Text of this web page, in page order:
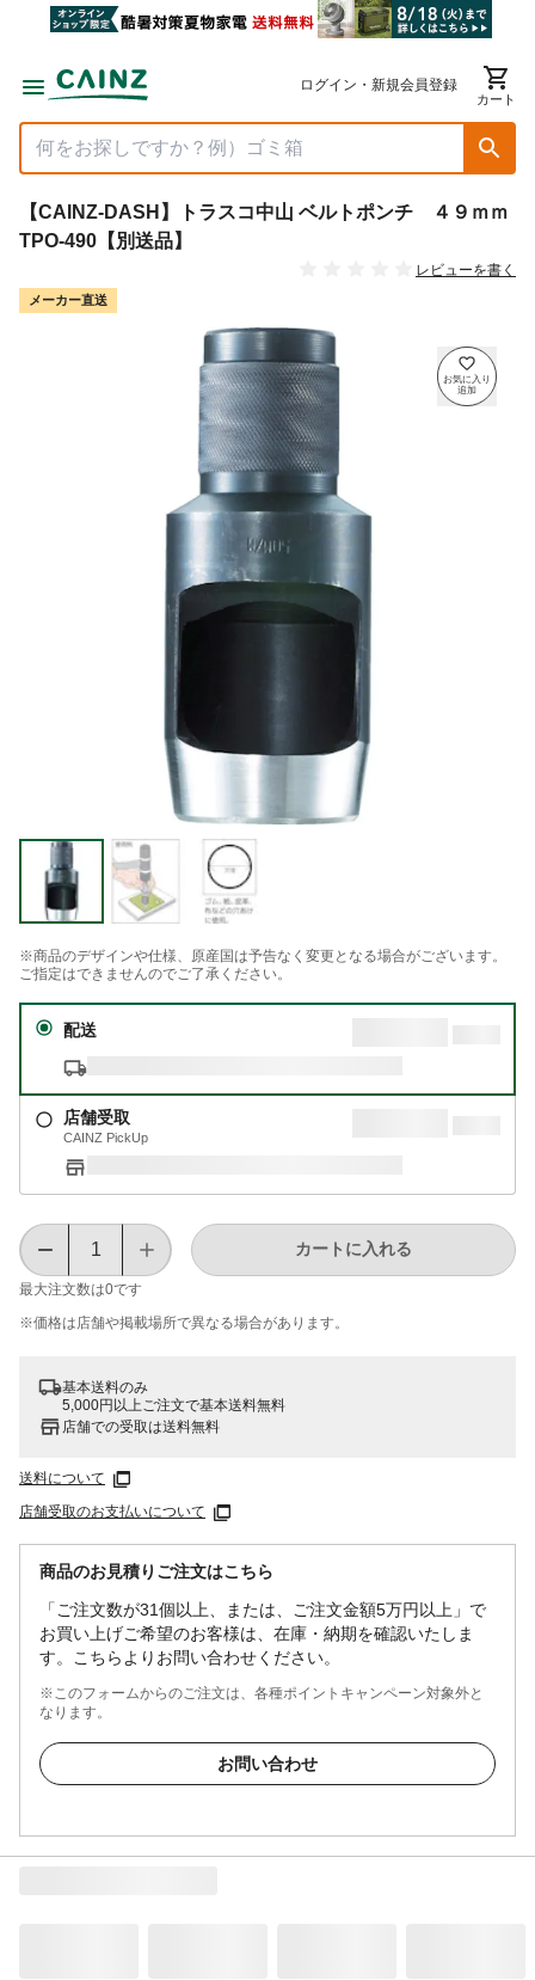
ログイン・新規会員登録
カート
【CAINZ-DASH】トラスコ中山 ベルトポンチ ４９ｍｍ
TPO-490【別送品】
レビューを書く
メーカー直送
※商品のデザインや仕様、原産国は予告なく変更となる場合がございます。
ご指定はできませんのでご了承ください。
配送
店舗受取
CAINZ PickUp
最大注文数は0です
カートに入れる
※価格は​店舗や​掲載場所で​異なる​場合が​あります。
基本送料のみ
5,000円以上ご注文で基本送料無料
店舗での受取は送料無料
送料について
店舗受取のお支払いについて
商品のお見積りご注文はこちら
「ご注文数が31個以上、または、ご注文金額5万円以上」で
お買い上げご希望のお客様は、在庫・納期を確認いたしま
す。こちらよりお問い合わせください。
※このフォームからのご注文は、各種ポイントキャンペーン対象外と
なります。
お問い合わせ